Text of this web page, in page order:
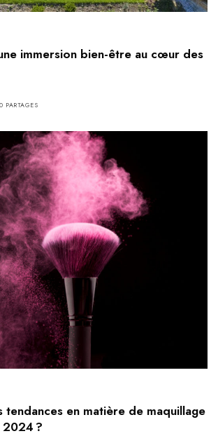
immersion bien-être au cœur des
0 PARTAGES
tendances en matière de maquillage
?